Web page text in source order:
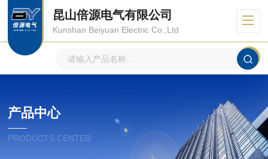
昆山倍源电气有限公司
Kunshan Beiyuan Electric Co.,Ltd
产品中心
PRODUCTS CENTER